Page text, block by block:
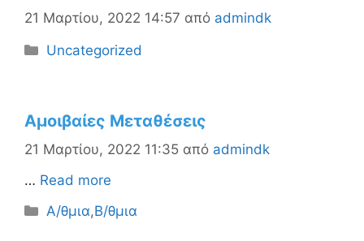
21 Μαρτίου, 2022 14:57 από admindk
Κατηγορίες
Uncategorized
Αμοιβαίες Μεταθέσεις
21 Μαρτίου, 2022 11:35 από admindk
… Read more
Κατηγορίες
Α/θμια,Β/θμια